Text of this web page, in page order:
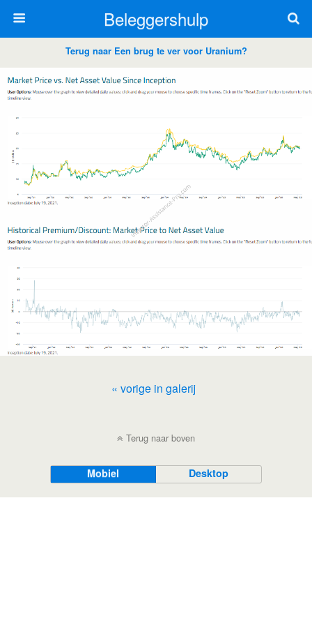
Beleggershulp
Terug naar Een brug te ver voor Uranium?
« vorige in galerij
Terug naar boven
Mobiel Desktop